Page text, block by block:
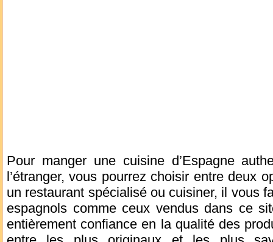
Pour manger une cuisine d’Espagne
l’étranger, vous pourrez choisir entre deux
un restaurant spécialisé ou cuisiner, il vous
espagnols comme ceux vendus dans ce
entièrement confiance en la qualité des